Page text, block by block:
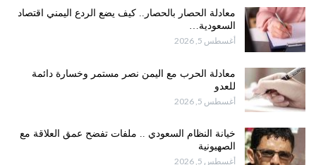
معادلة الحصار بالحصار.. كيف يضع الردع اليمني اقتصاد
السعودية…
أغسطس 5, 2026
معادلة الحرب مع اليمن نصر مستمر وخسارة دائمة
للعدو
أغسطس 5, 2026
خيانة النظام السعودي .. ملفات تفضح عمق العلاقة مع
الصهيونية
أغسطس 5, 2026